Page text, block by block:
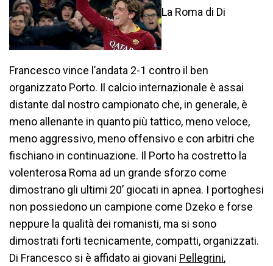
La Roma di Di
Francesco vince l’andata 2-1 contro il ben
organizzato Porto. Il calcio internazionale è assai
distante dal nostro campionato che, in generale, è
meno allenante in quanto più tattico, meno veloce,
meno aggressivo, meno offensivo e con arbitri che
fischiano in continuazione. Il Porto ha costretto la
volenterosa Roma ad un grande sforzo come
dimostrano gli ultimi 20’ giocati in apnea. I portoghesi
non possiedono un campione come Dzeko e forse
neppure la qualità dei romanisti, ma si sono
dimostrati forti tecnicamente, compatti, organizzati.
Di Francesco si è affidato ai giovani Pellegrini,